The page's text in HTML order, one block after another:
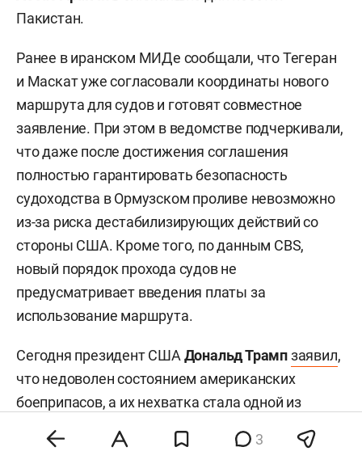
Пакистан.
Ранее в иранском МИДе сообщали, что Тегеран
и Маскат уже согласовали координаты нового
маршрута для судов и готовят совместное
заявление. При этом в ведомстве подчеркивали,
что даже после достижения соглашения
полностью гарантировать безопасность
судоходства в Ормузском проливе невозможно
из-за риска дестабилизирующих действий со
стороны США. Кроме того, по данным CBS,
новый порядок прохода судов не
предусматривает введения платы за
использование маршрута.
Сегодня президент США Дональд Трампзаявил,
что недоволен состоянием американских
боеприпасов, а их нехватка стала одной из
причин отказа от новых ударов по Ирану. Новый
виток напряженности между США и Ираном
3